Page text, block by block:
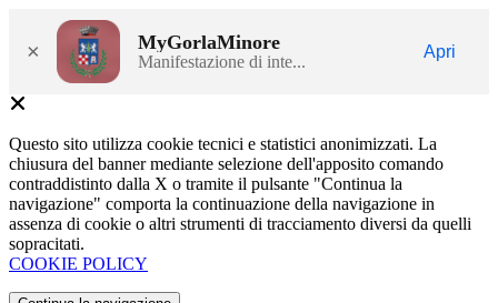
× MyGorlaMinore
Manifestazione di inte...
Apri
Questo sito utilizza cookie tecnici e statistici anonimizzati. La
chiusura del banner mediante selezione dell'apposito comando
contraddistinto dalla X o tramite il pulsante "Continua la
navigazione" comporta la continuazione della navigazione in
assenza di cookie o altri strumenti di tracciamento diversi da quelli
sopracitati.
COOKIE POLICY